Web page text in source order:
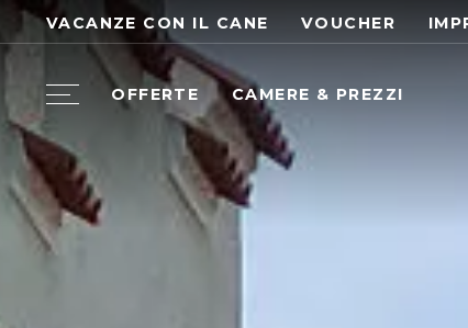
VACANZE CON IL CANE VOUCHER
OFFERTE CAMERE & PREZZI